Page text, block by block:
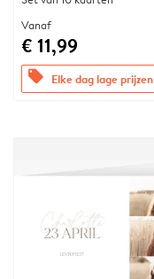
Vanaf
€ 11,99
offers Elke dag lage prijzen